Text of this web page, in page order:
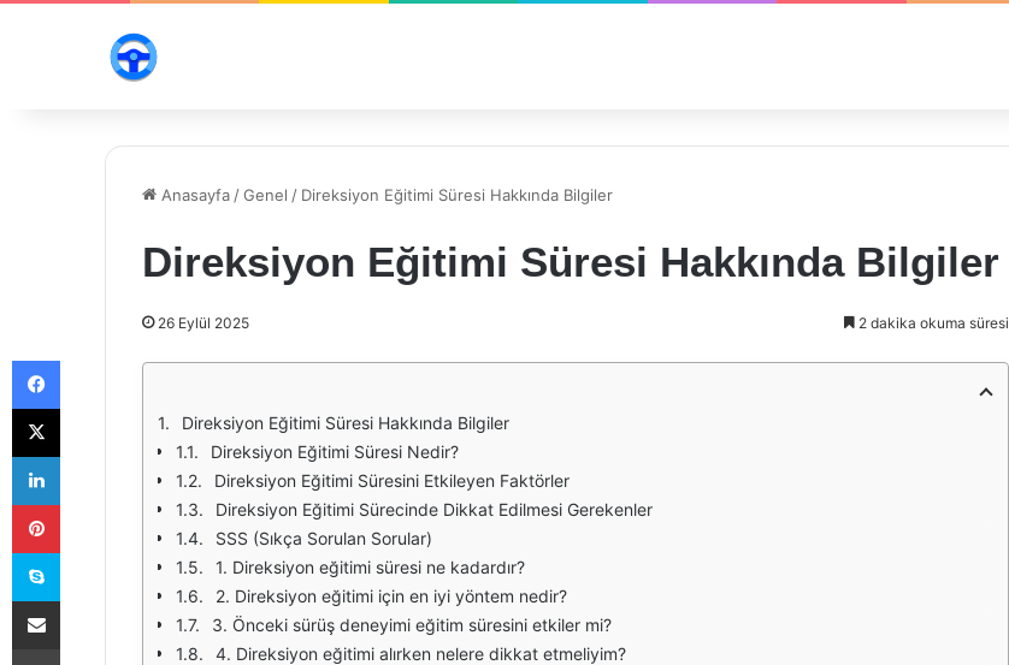
Anasayfa /Genel / Direksiyon Eğitimi Süresi Hakkında Bilgiler
Direksiyon Eğitimi Süresi Hakkında Bilgiler
26 Eylül 2025 2 dakika okuma süresi
Direksiyon Eğitimi Süresi Hakkında Bilgiler
Direksiyon Eğitimi Süresi Nedir?
Direksiyon Eğitimi Süresini Etkileyen Faktörler
Direksiyon Eğitimi Sürecinde Dikkat Edilmesi Gerekenler
SSS (Sıkça Sorulan Sorular)
1. Direksiyon eğitimi süresi ne kadardır?
2. Direksiyon eğitimi için en iyi yöntem nedir?
3. Önceki sürüş deneyimi eğitim süresini etkiler mi?
4. Direksiyon eğitimi alırken nelere dikkat etmeliyim?
Facebook
X
LinkedIn
Pinterest
Skype
E-Posta ile paylaş